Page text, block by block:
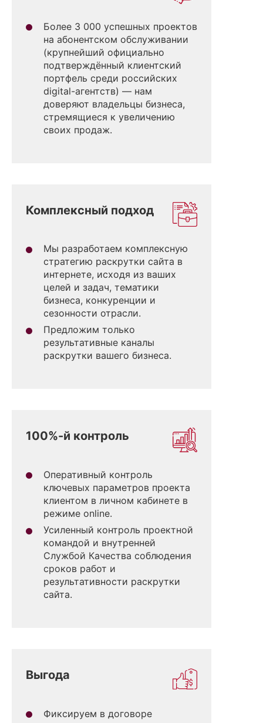
Более 3 000 успешных проектов
на абонентском обслуживании
(крупнейший официально
подтверждённый клиентский
портфель среди российских
digital-агентств) — нам
доверяют владельцы бизнеса,
стремящиеся к увеличению
своих продаж.
Комплексный подход
Мы разработаем комплексную
стратегию раскрутки сайта в
интернете, исходя из ваших
целей и задач, тематики
бизнеса, конкуренции и
сезонности отрасли.
Предложим только
результативные каналы
раскрутки вашего бизнеса.
100%-й контроль
Оперативный контроль
ключевых параметров проекта
клиентом в личном кабинете в
режиме online.
Усиленный контроль проектной
командой и внутренней
Службой Качества соблюдения
сроков работ и
результативности раскрутки
сайта.
Выгода
Фиксируем в договоре